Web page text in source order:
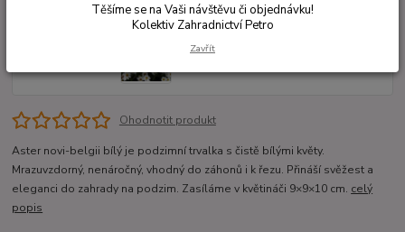
Ohodnotit produkt
Aster novi-belgii bílý je podzimní trvalka s čistě bílými květy.
Mrazuvzdorný, nenáročný, vhodný do záhonů i k řezu. Přináší svěžest a
eleganci do zahrady na podzim. Zasíláme v květináči 9×9×10 cm. celý
popis
Těšíme se na Vaši návštěvu či objednávku!
Kolektiv Zahradnictví Petro
Zavřít